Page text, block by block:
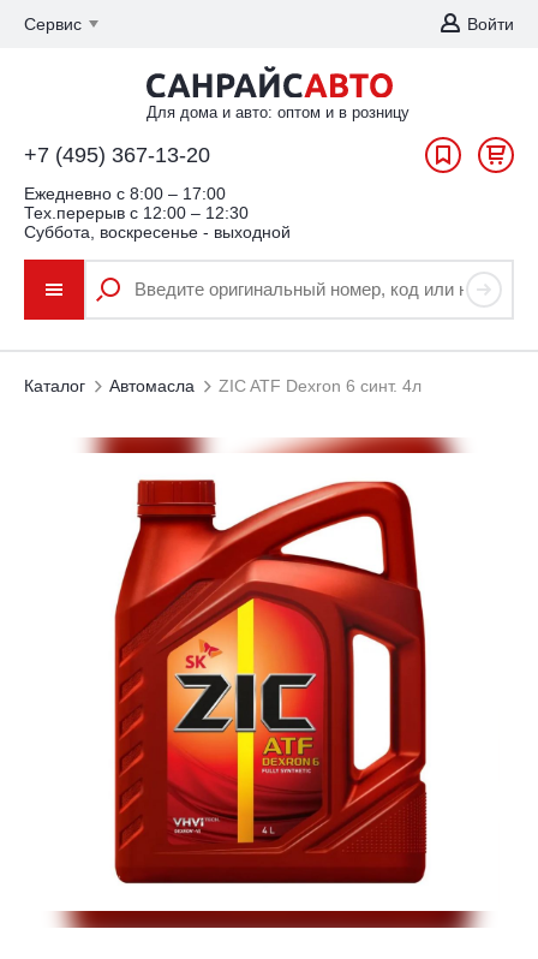
Сервис Войти
Для дома и авто: оптом и в розницу
+7 (495) 367-13-20
Ежедневно c 8:00 – 17:00
Тех.перерыв с 12:00 – 12:30
Суббота, воскресенье - выходной
Каталог Автомасла ZIC ATF Dexron 6 синт. 4л